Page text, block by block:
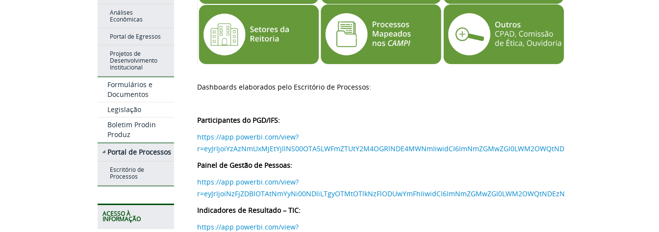
Análises
Econômicas
Portal de Egressos
Projetos de
Desenvolvimento
Institucional
Formulários e
Documentos
Legislação
Boletim Prodin
Produz
Portal de Processos
Escritório de
Processos
ACESSO À
INFORMAÇÃO
Dashboards elaborados pelo Escritório de Processos:
Participantes do PGD/IFS:
https://app.powerbi.com/view?
Painel de Gestão de Pessoas:
https://app.powerbi.com/view?
Indicadores de Resultado – TIC:
https://app.powerbi.com/view?